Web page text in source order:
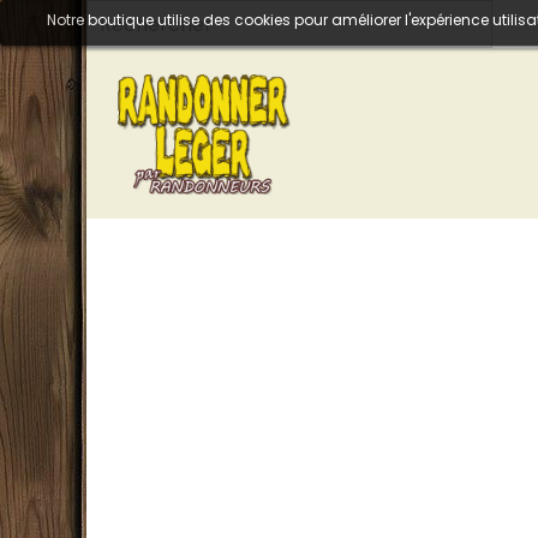
Notre boutique utilise des cookies pour améliorer l'expérience